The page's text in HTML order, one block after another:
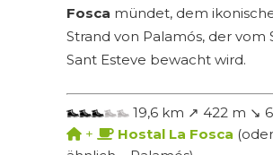
Fosca mündet, dem
Strand von Palamós, der vom
Sant Esteve bewacht wird.
19,6 km ↗ 422 m ↘
+
Hostal La Fosca (oder